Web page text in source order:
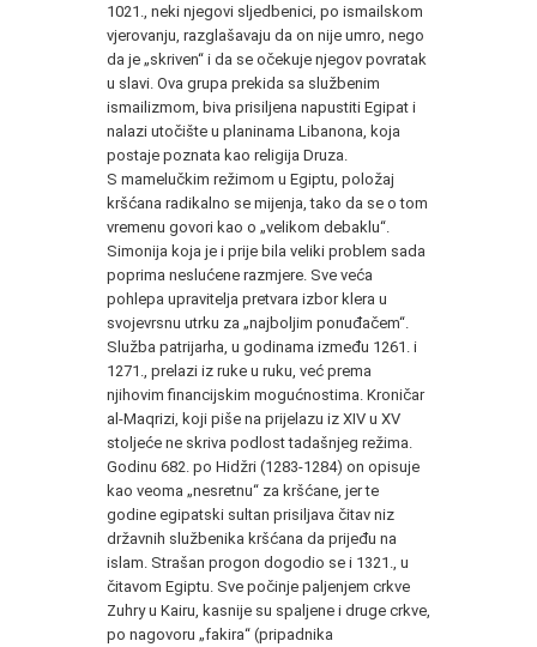
1021., neki njegovi sljedbenici, po ismailskom
vjerovanju, razglašavaju da on nije umro, nego
da je „skriven“ i da se očekuje njegov povratak
u slavi. Ova grupa prekida sa službenim
ismailizmom, biva prisiljena napustiti Egipat i
nalazi utočište u planinama Libanona, koja
postaje poznata kao religija Druza.
S mamelučkim režimom u Egiptu, položaj
kršćana radikalno se mijenja, tako da se o tom
vremenu govori kao o „velikom debaklu“.
Simonija koja je i prije bila veliki problem sada
poprima neslućene razmjere. Sve veća
pohlepa upravitelja pretvara izbor klera u
svojevrsnu utrku za „najboljim ponuđačem“.
Služba patrijarha, u godinama između 1261. i
1271., prelazi iz ruke u ruku, već prema
njihovim financijskim mogućnostima. Kroničar
al-Maqrizi, koji piše na prijelazu iz XIV u XV
stoljeće ne skriva podlost tadašnjeg režima.
Godinu 682. po Hidžri (1283-1284) on opisuje
kao veoma „nesretnu“ za kršćane, jer te
godine egipatski sultan prisiljava čitav niz
državnih službenika kršćana da prijeđu na
islam. Strašan progon dogodio se i 1321., u
čitavom Egiptu. Sve počinje paljenjem crkve
Zuhry u Kairu, kasnije su spaljene i druge crkve,
po nagovoru „fakira“ (pripadnika